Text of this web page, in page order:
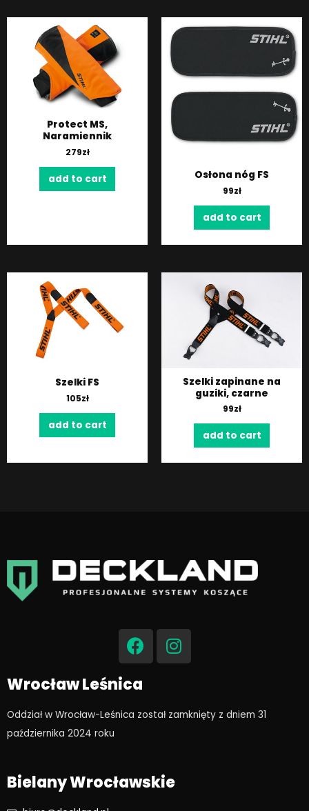
Protect MS,
Naramiennik
279zł
add to cart Osłona nóg FS
99zł
add to cart
Szelki FS
105zł
add to cart
Szelki zapinane na
guziki, czarne
99zł
add to cart
F
a
c
e
b
o
o
I
n
s
g
r
Wrocław Leśnica
Oddział w Wrocław-Leśnica został zamknięty z dniem 31
października 2024 roku​
Bielany Wrocławskie